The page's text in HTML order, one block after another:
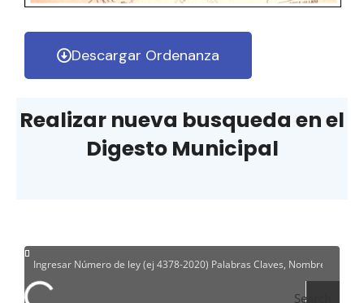
Descargar Ordenanza
Realizar nueva busqueda en el
Digesto Municipal
Search